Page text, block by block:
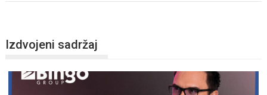
Izdvojeni sadržaj